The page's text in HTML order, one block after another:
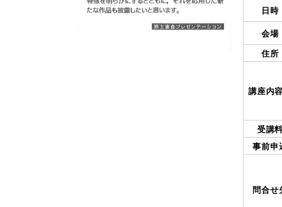
日時
会場
住所
講座内
受講
事前申
問合せ